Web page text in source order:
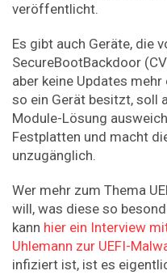
veröffentlicht.
Es gibt auch Geräte, die
SecureBootBackdoor
aber keine Updates
so ein Gerät besitzt, soll
Module-Lösung
Festplatten und macht
unzugänglich.
Wer mehr zum Thema
will, was diese so
kann hier ein Interview
Uhlemann zur UEFI-
infiziert ist, ist es